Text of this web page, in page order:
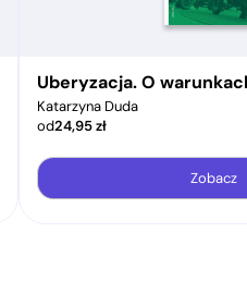
Uberyzacja. O
Katarzyna Duda
od24,95zł
Zobacz